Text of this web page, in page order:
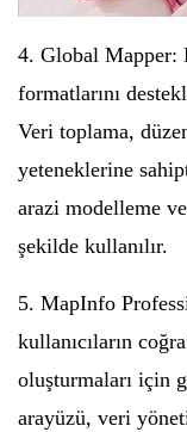
4. Global Mapper:
formatlarını
Veri toplama,
yeteneklerine
arazi modelleme
şekilde kullanılır.
5. MapInfo
kullanıcıların
oluşturmaları için
arayüzü, veri